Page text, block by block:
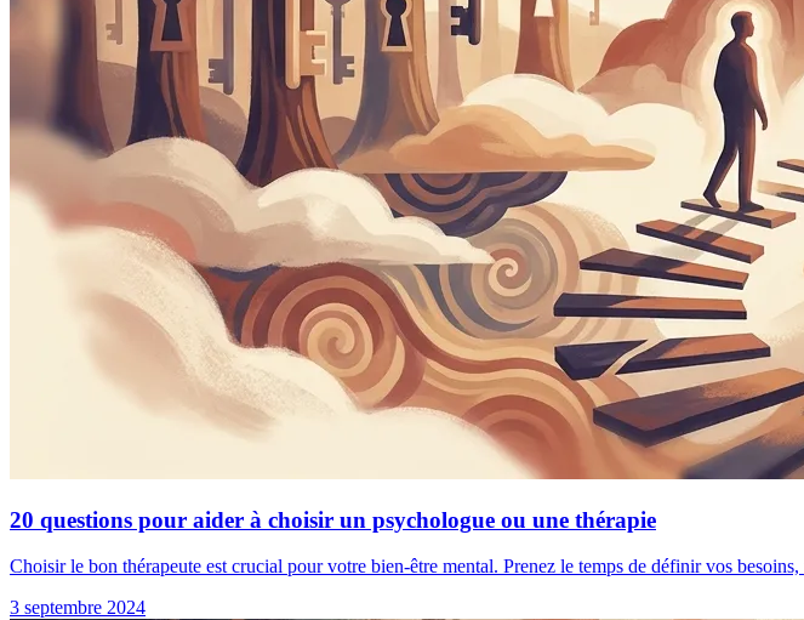
20 questions pour aider à choisir un psychologue ou une thérapie
Choisir le bon thérapeute est crucial pour votre bien-être mental. Prenez le temps de définir vos
3 septembre 2024